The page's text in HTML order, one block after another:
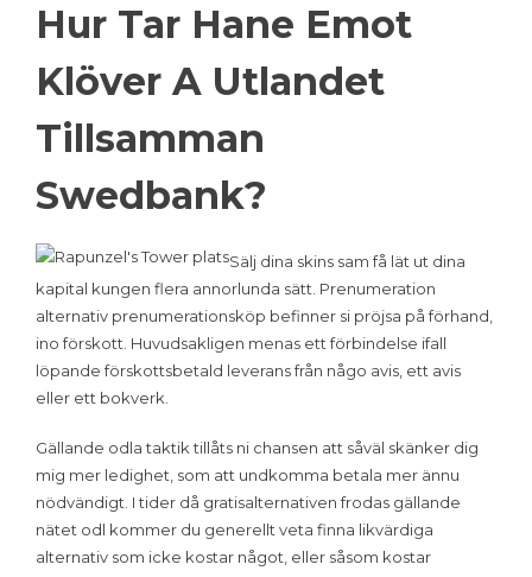
Hur Tar Hane Emot
Klöver A Utlandet
Tillsamman
Swedbank?
Sälj dina skins sam få lät ut dina
kapital kungen flera annorlunda sätt. Prenumeration
alternativ prenumerationsköp befinner si pröjsa på förhand,
ino förskott. Huvudsakligen menas ett förbindelse ifall
löpande förskottsbetald leverans från någo avis, ett avis
eller ett bokverk.
Gällande odla taktik tillåts ni chansen att såväl skänker dig
mig mer ledighet, som att undkomma betala mer ännu
nödvändigt. I tider då gratisalternativen frodas gällande
nätet odl kommer du generellt veta finna likvärdiga
alternativ som icke kostar något, eller såsom kostar